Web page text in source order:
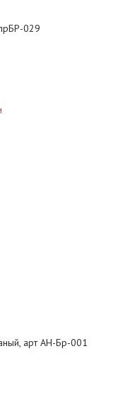
029
арт АН-Бр-001